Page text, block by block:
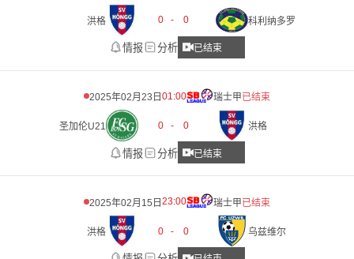
洪格 0 - 0 科利纳多罗
情报 分析 已结束
2025年02月23日 01:00 瑞士甲已结束
圣加伦U21 0 - 0 洪格
情报 分析 已结束
2025年02月15日 23:00 瑞士甲已结束
洪格 0 - 0 乌兹维尔